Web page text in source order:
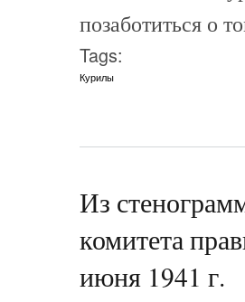
позаботиться о
Tags:
Курилы
Из
комитета
июня 1941 г.